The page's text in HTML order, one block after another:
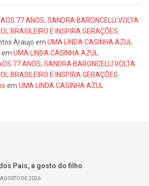
AOS 77 ANOS, SANDRA BARONCELLI VOLTA
BRASILEIRO E INSPIRA GERAÇÕES
Araujo em UMA LINDA CASINHA AZUL
em UMA LINDA CASINHA AZUL
77 ANOS, SANDRA BARONCELLI VOLTA
BRASILEIRO E INSPIRA GERAÇÕES
em UMA LINDA CASINHA AZUL
Pais, a gosto do filho
DE 2026